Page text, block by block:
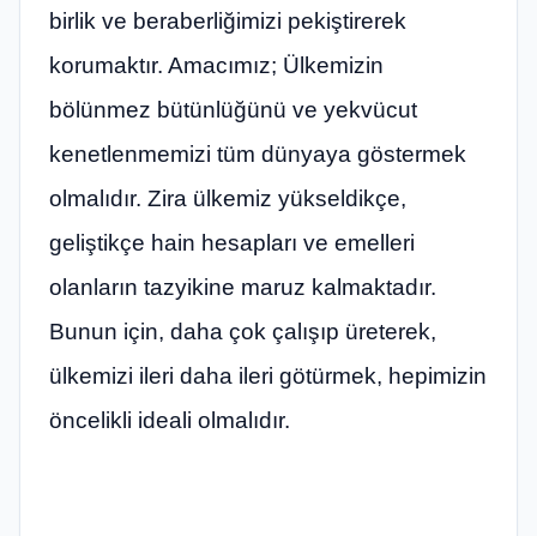
birlik ve beraberliğimizi pekiştirerek
korumaktır. Amacımız; Ülkemizin
bölünmez bütünlüğünü ve yekvücut
kenetlenmemizi tüm dünyaya göstermek
olmalıdır. Zira ülkemiz yükseldikçe,
geliştikçe hain hesapları ve emelleri
olanların tazyikine maruz kalmaktadır.
Bunun için, daha çok çalışıp üreterek,
ülkemizi ileri daha ileri götürmek, hepimizin
öncelikli ideali olmalıdır.